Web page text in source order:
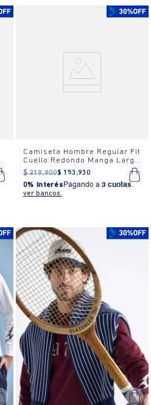
Camiseta Hombre Regular Fit
Cuello Redondo Manga Larga
Estampada Blanca
$ 219.900$ 153 .930
0% Interés Pagando a 3 cuotas.
ver bancos.